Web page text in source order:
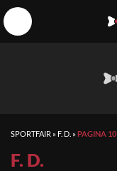
SPORTFAIR » F. D. » PAGINA 10
F. D.